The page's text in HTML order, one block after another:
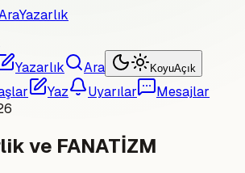
Yazarlık
Yazarlık Ara KoyuAçık
Yaz Uyarılar
Mesajlar
ve FANATİZM